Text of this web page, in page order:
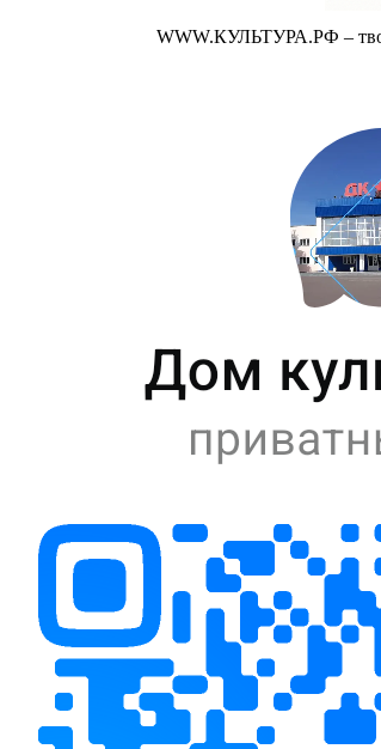
WWW.КУЛЬТУРА.РФ – твой